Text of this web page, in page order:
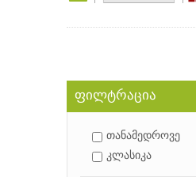
ფილტრაცია
თანამედროვე
კლასიკა